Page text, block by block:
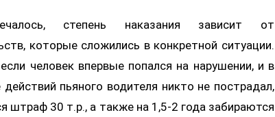
степень наказания зависит от
которые сложились в конкретной ситуации.
человек впервые попался на нарушении, и в
действий пьяного водителя никто не пострадал,
штраф 30 т.р., а также на 1,5-2 года забираются